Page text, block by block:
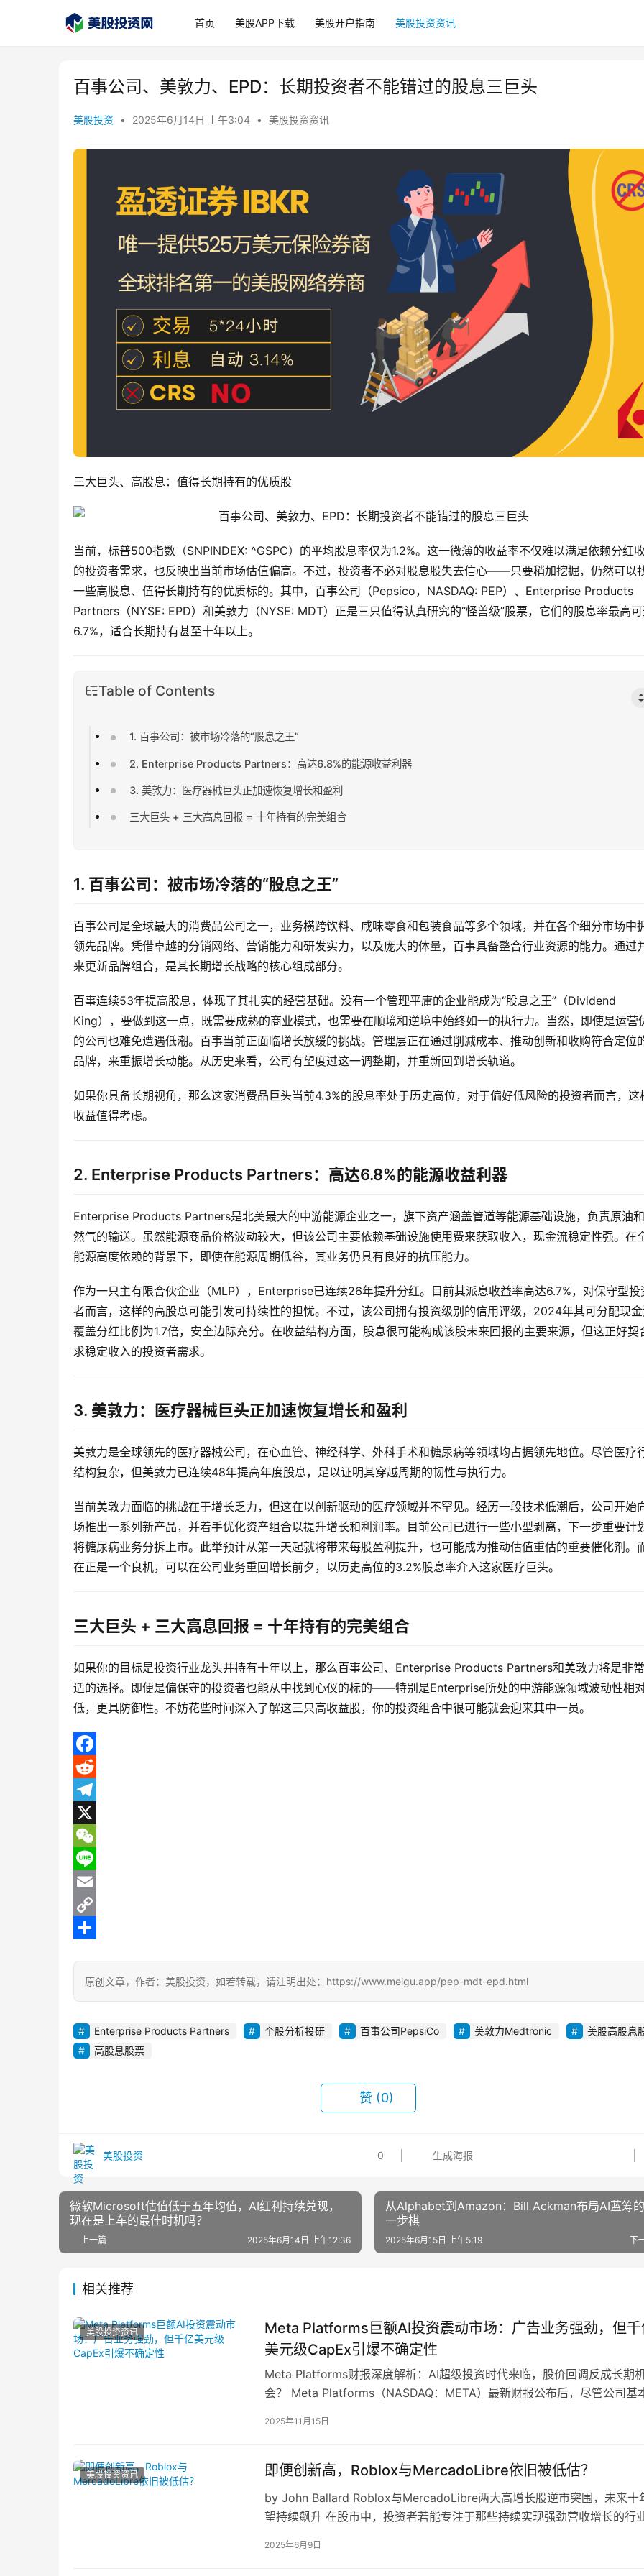
首页 美股APP下载 美股开户指南 美股投资资讯
百事公司、美敦力、EPD：长期投资者不能错过的股息三巨头
美股投资 • 2025年6月14日 上午3:04 • 美股投资资讯
三大巨头、高股息：值得长期持有的优质股
当前，标普500指数（SNPINDEX: ^GSPC）的平均股息率仅为1.2%。这一微薄的收益率不仅难以满足依赖分红
的投资者需求，也反映出当前市场估值偏高。不过，投资者不必对股息股失去信心——只要稍加挖掘，仍然可以
一些高股息、值得长期持有的优质标的。其中，百事公司（Pepsico，NASDAQ: PEP）、Enterprise Products
Partners（NYSE: EPD）和美敦力（NYSE: MDT）正是三只值得认真研究的“怪兽级”股票，它们的股息率最高
6.7%，适合长期持有甚至十年以上。
Table of Contents
1. 百事公司：被市场冷落的“股息之王”
2. Enterprise Products Partners：高达6.8%的能源收益利器
3. 美敦力：医疗器械巨头正加速恢复增长和盈利
三大巨头 + 三大高息回报 = 十年持有的完美组合
1. 百事公司：被市场冷落的“股息之王”
百事公司是全球最大的消费品公司之一，业务横跨饮料、咸味零食和包装食品等多个领域，并在各个细分市场中
领先品牌。凭借卓越的分销网络、营销能力和研发实力，以及庞大的体量，百事具备整合行业资源的能力。通过
来更新品牌组合，是其长期增长战略的核心组成部分。
百事连续53年提高股息，体现了其扎实的经营基础。没有一个管理平庸的企业能成为“股息之王”（Dividend
King），要做到这一点，既需要成熟的商业模式，也需要在顺境和逆境中始终如一的执行力。当然，即使是运营
的公司也难免遭遇低潮。百事当前正面临增长放缓的挑战。管理层正在通过削减成本、推动创新和收购符合定位
品牌，来重振增长动能。从历史来看，公司有望度过这一调整期，并重新回到增长轨道。
如果你具备长期视角，那么这家消费品巨头当前4.3%的股息率处于历史高位，对于偏好低风险的投资者而言，这
收益值得考虑。
2. Enterprise Products Partners：高达6.8%的能源收益利器
Enterprise Products Partners是北美最大的中游能源企业之一，旗下资产涵盖管道等能源基础设施，负责原油
然气的输送。虽然能源商品价格波动较大，但该公司主要依赖基础设施使用费来获取收入，现金流稳定性强。在
能源高度依赖的背景下，即使在能源周期低谷，其业务仍具有良好的抗压能力。
作为一只主有限合伙企业（MLP），Enterprise已连续26年提升分红。目前其派息收益率高达6.7%，对保守型投
者而言，这样的高股息可能引发可持续性的担忧。不过，该公司拥有投资级别的信用评级，2024年其可分配现
覆盖分红比例为1.7倍，安全边际充分。在收益结构方面，股息很可能构成该股未来回报的主要来源，但这正好契
求稳定收入的投资者需求。
3. 美敦力：医疗器械巨头正加速恢复增长和盈利
美敦力是全球领先的医疗器械公司，在心血管、神经科学、外科手术和糖尿病等领域均占据领先地位。尽管医疗
结构复杂，但美敦力已连续48年提高年度股息，足以证明其穿越周期的韧性与执行力。
当前美敦力面临的挑战在于增长乏力，但这在以创新驱动的医疗领域并不罕见。经历一段技术低潮后，公司开始
场推出一系列新产品，并着手优化资产组合以提升增长和利润率。目前公司已进行一些小型剥离，下一步重要计
将糖尿病业务分拆上市。此举预计从第一天起就将带来每股盈利提升，也可能成为推动估值重估的重要催化剂。
在正是一个良机，可以在公司业务重回增长前夕，以历史高位的3.2%股息率介入这家医疗巨头。
三大巨头 + 三大高息回报 = 十年持有的完美组合
如果你的目标是投资行业龙头并持有十年以上，那么百事公司、Enterprise Products Partners和美敦力将是非
适的选择。即便是偏保守的投资者也能从中找到心仪的标的——特别是Enterprise所处的中游能源领域波动性相
低，更具防御性。不妨花些时间深入了解这三只高收益股，你的投资组合中很可能就会迎来其中一员。
F
a
c
e
b
o
o
k
R
e
d
d
t
T
e
e
g
X
W
e
C
h
L
n
E
m
l
C
y
i
原创文章，作者：美股投资，如若转载，请注明出处：https://www.meigu.app/pep-mdt-epd.html
Enterprise Products Partners 个股分析投研 百事公司PepsiCo 美敦力Medtronic
美股高股息
高股息股票
赞 (0)
美股投资 0 生成海报
微软Microsoft估值低于五年均值，AI红利持续兑现，
现在是上车的最佳时机吗？
上一篇 2025年6月14日 上午12:36
从Alphabet到Amazon：Bill Ackman布局AI蓝筹
一步棋
下
2025年6月15日 上午5:19
相关推荐
美股投资资讯
Meta Platforms巨额AI投资震动市场：广告业务强劲，但千
美元级CapEx引爆不确定性
Meta Platforms财报深度解析：AI超级投资时代来临，股价回调反成长期
会？ Meta Platforms（NASDAQ：META）最新财报公布后，尽管公司基
2025年11月15日
美股投资资讯 即便创新高，Roblox与MercadoLibre依旧被低估？
by John Ballard Roblox与MercadoLibre两大高增长股逆市突围，未来十
望持续飙升 在股市中，投资者若能专注于那些持续实现强劲营收增长的行
2025年6月9日